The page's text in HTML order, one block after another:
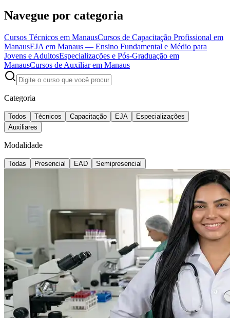
Navegue por categoria
Cursos Técnicos em ManausCursos de Capacitação Profissional em
ManausEJA em Manaus — Ensino Fundamental e Médio para
Jovens e AdultosEspecializações e Pós-Graduação em
ManausCursos de Auxiliar em Manaus
Categoria
Todos Técnicos Capacitação EJA
Especializações
Auxiliares
Modalidade
Todas Presencial EAD Semipresencial